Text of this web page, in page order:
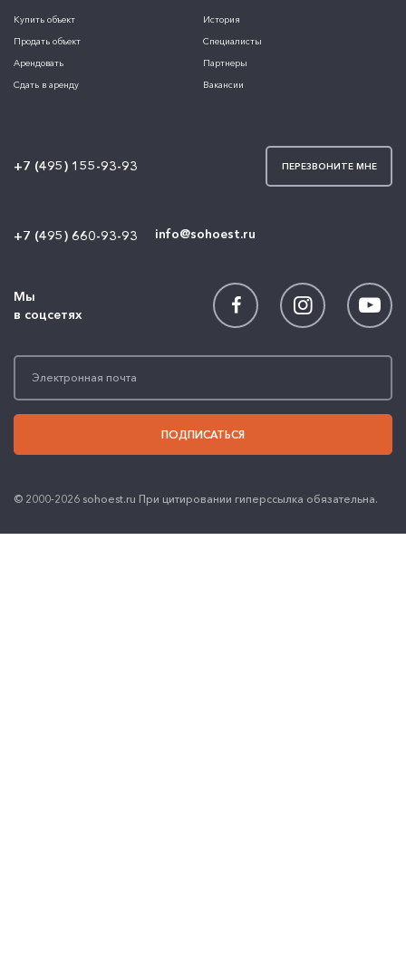
Купить объект
Продать объект
Арендовать
Сдать в аренду
История
Специалисты
Партнеры
Вакансии
+7 (495) 155-93-93 ПЕРЕЗВОНИТЕ МНЕ
+7 (495) 660-93-93 info@sohoest.ru
Мы
в соцсетях
ПОДПИСАТЬСЯ
© 2000-2026 sohoest.ru При цитировании гиперссылка обязательна.